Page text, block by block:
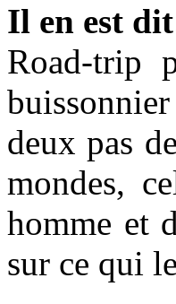
Il en est
Road-trip
deux pas
mondes,
homme et
sur ce qui